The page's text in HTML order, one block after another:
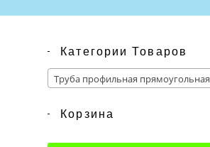
Категории Товаров
Труба профильная прямоугольная
Корзина